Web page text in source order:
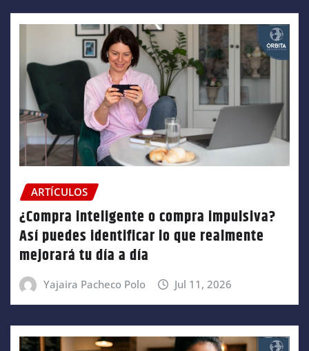
ARTÍCULOS
¿Compra inteligente o compra impulsiva?
Así puedes identificar lo que realmente
mejorará tu día a día
Yajaira Pacheco Polo Jul 11, 2026